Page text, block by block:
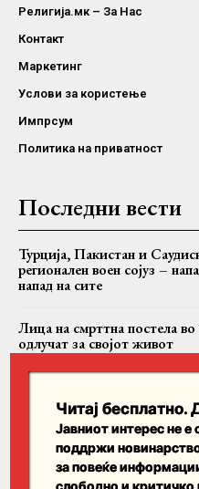
Религија.мк – За Нас
Контакт
Маркетинг
Услови за користење
Импрсум
Политика на приватност
Последни вести
Турција, Пакистан и
регионален воен сојуз –
напад на сите
Лица на смрттна постела
одлучат за својот живот
црковно злоставување
Пребарајте
Читај бесплатно.
Јавниот интерес не е
поддржи
за повеќе
слободно и критичко